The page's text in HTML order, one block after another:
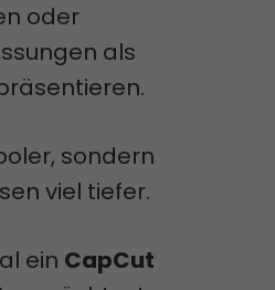
oder
als
sondern
viel tiefer.
ein CapCut